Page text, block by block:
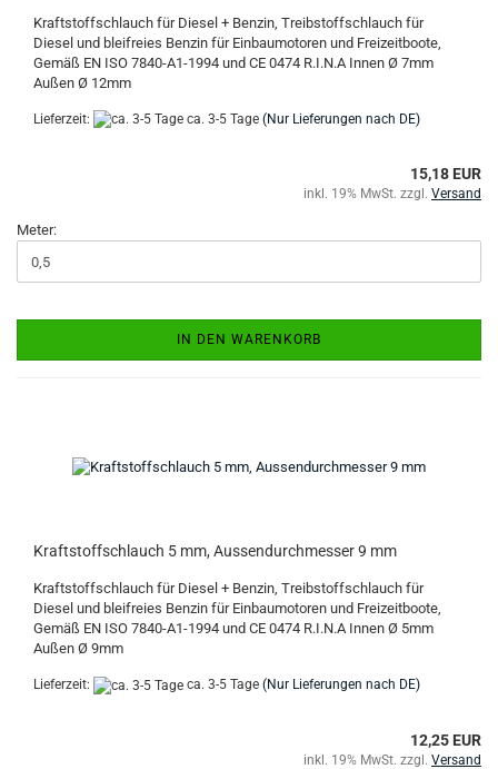
Kraftstoffschlauch für Diesel + Benzin, Treibstoffschlauch für
Diesel und bleifreies Benzin für Einbaumotoren und Freizeitboote,
Gemäß EN ISO 7840-A1-1994 und CE 0474 R.I.N.A Innen Ø 7mm
Außen Ø 12mm
Lieferzeit: ca. 3-5 Tage (Nur Lieferungen nach DE)
15,18 EUR
inkl. 19% MwSt. zzgl. Versand
Meter:
IN DEN WARENKORB
Kraftstoffschlauch 5 mm, Aussendurchmesser 9 mm
Kraftstoffschlauch für Diesel + Benzin, Treibstoffschlauch für
Diesel und bleifreies Benzin für Einbaumotoren und Freizeitboote,
Gemäß EN ISO 7840-A1-1994 und CE 0474 R.I.N.A Innen Ø 5mm
Außen Ø 9mm
Lieferzeit: ca. 3-5 Tage (Nur Lieferungen nach DE)
12,25 EUR
inkl. 19% MwSt. zzgl. Versand